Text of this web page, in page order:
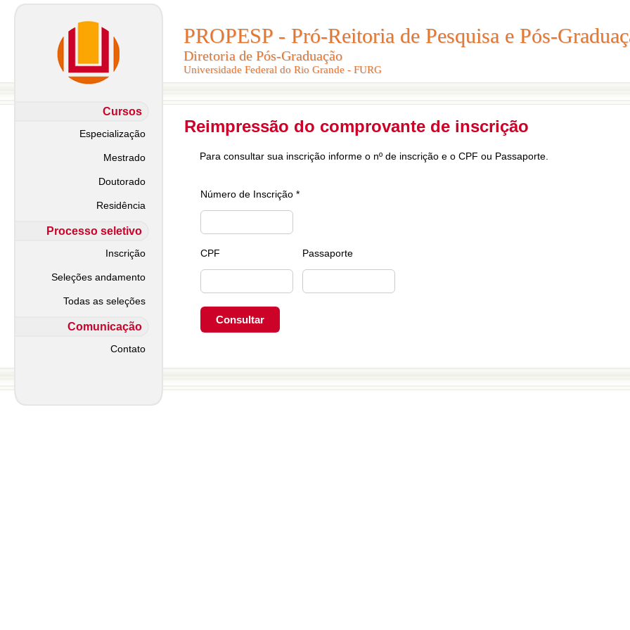
PROPESP - Pró-Reitoria de Pesquisa e Pós-
Diretoria de Pós-Graduação
Universidade Federal do Rio Grande - FURG
PROPESP - Pró-Reitoria de Pesquisa e Pós-
Diretoria de Pós-Graduação
Universidade Federal do Rio Grande - FURG
Cursos
Especialização
Mestrado
Doutorado
Residência
Processo seletivo
Inscrição
Seleções andamento
Todas as seleções
Comunicação
Contato
Reimpressão do comprovante de inscrição
Para consultar sua inscrição informe o nº de inscrição e o CPF ou Passaporte.
Número de Inscrição *
CPF Passaporte